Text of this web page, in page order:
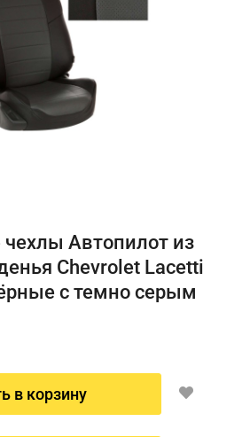
Автопилот из
Chevrolet Lacetti
с темно серым
в корзину